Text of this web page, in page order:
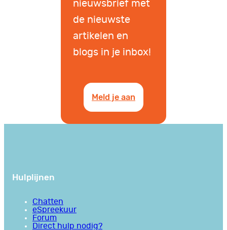
nieuwsbrief met
de nieuwste
artikelen en
blogs in je inbox!
Meld je aan
Hulplijnen
Chatten
eSpreekuur
Forum
Direct hulp nodig?